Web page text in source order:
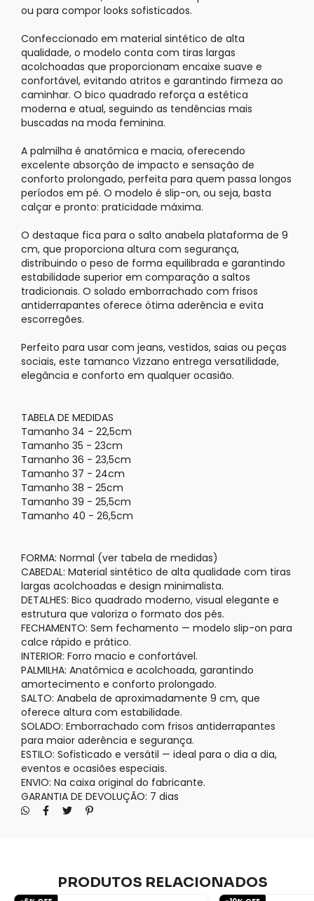
ou para compor looks sofisticados.
Confeccionado em material sintético de alta
qualidade, o modelo conta com tiras largas
acolchoadas que proporcionam encaixe suave e
confortável, evitando atritos e garantindo firmeza ao
caminhar. O bico quadrado reforça a estética
moderna e atual, seguindo as tendências mais
buscadas na moda feminina.
A palmilha é anatômica e macia, oferecendo
excelente absorção de impacto e sensação de
conforto prolongado, perfeita para quem passa longos
períodos em pé. O modelo é slip-on, ou seja, basta
calçar e pronto: praticidade máxima.
O destaque fica para o salto anabela plataforma de 9
cm, que proporciona altura com segurança,
distribuindo o peso de forma equilibrada e garantindo
estabilidade superior em comparação a saltos
tradicionais. O solado emborrachado com frisos
antiderrapantes oferece ótima aderência e evita
escorregões.
Perfeito para usar com jeans, vestidos, saias ou peças
sociais, este tamanco Vizzano entrega versatilidade,
elegância e conforto em qualquer ocasião.
TABELA DE MEDIDAS
Tamanho 34 - 22,5cm
Tamanho 35 - 23cm
Tamanho 36 - 23,5cm
Tamanho 37 - 24cm
Tamanho 38 - 25cm
Tamanho 39 - 25,5cm
Tamanho 40 - 26,5cm
FORMA: Normal (ver tabela de medidas)
CABEDAL: Material sintético de alta qualidade com tiras
largas acolchoadas e design minimalista.
DETALHES: Bico quadrado moderno, visual elegante e
estrutura que valoriza o formato dos pés.
FECHAMENTO: Sem fechamento — modelo slip-on para
calce rápido e prático.
INTERIOR: Forro macio e confortável.
PALMILHA: Anatômica e acolchoada, garantindo
amortecimento e conforto prolongado.
SALTO: Anabela de aproximadamente 9 cm, que
oferece altura com estabilidade.
SOLADO: Emborrachado com frisos antiderrapantes
para maior aderência e segurança.
ESTILO: Sofisticado e versátil — ideal para o dia a dia,
eventos e ocasiões especiais.
ENVIO: Na caixa original do fabricante.
GARANTIA DE DEVOLUÇÃO: 7 dias
PRODUTOS RELACIONADOS